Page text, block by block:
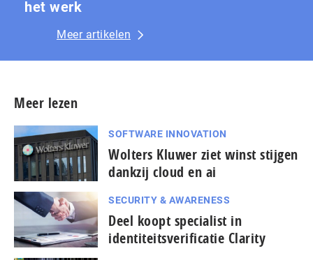
het werk
Meer artikelen
Meer lezen
SOFTWARE INNOVATION
Wolters Kluwer ziet winst stijgen
dankzij cloud en ai
SECURITY & AWARENESS
Deel koopt specialist in
identiteitsverificatie Clarity